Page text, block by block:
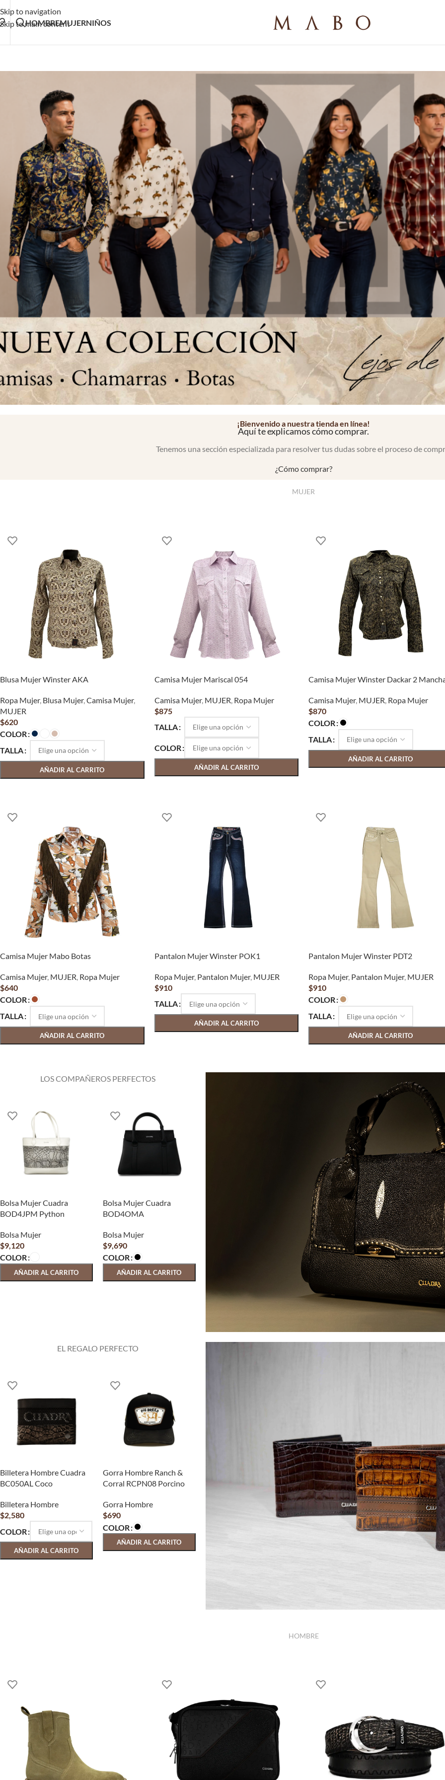
Skip to navigation
Skip to main content
HOMBREMUJERNIÑOS
¡Bienvenido a nuestra tienda en línea!
Aquí te explicamos cómo comprar.
Tenemos una sección especializada para resolver tus dudas sobre el proceso de
¿Cómo comprar?
MUJER
Blusa Mujer Winster AKA
Ropa Mujer, Blusa Mujer, Camisa Mujer,
MUJER
$620
COLOR
TALLA
AÑADIR AL CARRITO
Camisa Mujer Mariscal 054
Camisa Mujer, MUJER Ropa Mujer
$875
TALLA
COLOR
AÑADIR AL CARRITO
Camisa Mujer Winster Dackar 2
Camisa Mujer, MUJER Ropa Mujer
$870
COLOR
TALLA
AÑADIR AL CARRITO
Camisa Mujer Mabo Botas
Camisa Mujer, MUJER, Ropa Mujer
$640
COLOR
TALLA
AÑADIR AL CARRITO
Pantalon Mujer Winster POK1
Ropa Mujer, Pantalon Mujer, MUJER
$910
TALLA
AÑADIR AL CARRITO
Pantalon Mujer Winster PDT2
Ropa Mujer, Pantalon Mujer, MUJER
$910
COLOR
TALLA
AÑADIR AL CARRITO
LOS COMPAÑEROS PERFECTOS
Bolsa Mujer Cuadra
BOD4JPM Python
Bolsa Mujer
$9,120
COLOR
AÑADIR AL CARRITO
Bolsa Mujer Cuadra
BOD4OMA
Bolsa Mujer
$9,690
COLOR
AÑADIR AL CARRITO
EL REGALO PERFECTO
Billetera Hombre Cuadra
BC050AL Coco
Billetera Hombre
$2,580
COLOR
AÑADIR AL CARRITO
Gorra Hombre Ranch &
Corral RCPN08 Porcino
Gorra Hombre
$690
COLOR
AÑADIR AL CARRITO
HOMBRE